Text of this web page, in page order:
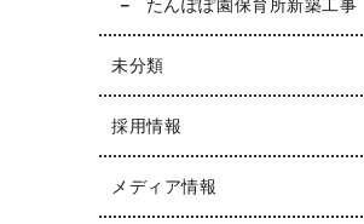
たんぽぽ園保育所新築工事
未分類
採用情報
メディア情報